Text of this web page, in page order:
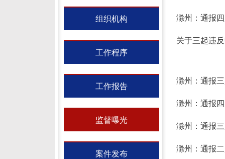
组织机构
工作程序
工作报告
监督曝光
案件发布
滁州：通报
关于三起违
滁州：通报
滁州：通报
滁州：通报
滁州：通报